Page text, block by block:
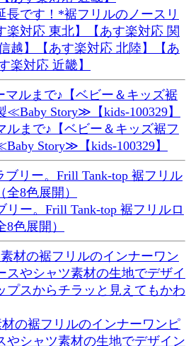
長です！*裾フリルのノースリ
楽対応 東北】【あす楽対応 関
越】【あす楽対応 北陸】【あ
楽対応 近畿】
ルまで♪【ベビー＆キッズ裾フ
Story≫【kids-100329】
ー。Frill Tank-top 裾フリルロ
色展開）
の裾フリルのインナーワンピ
やシャツ素材の生地でデザイン